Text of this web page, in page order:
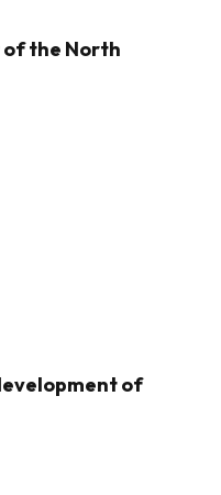
the North
of